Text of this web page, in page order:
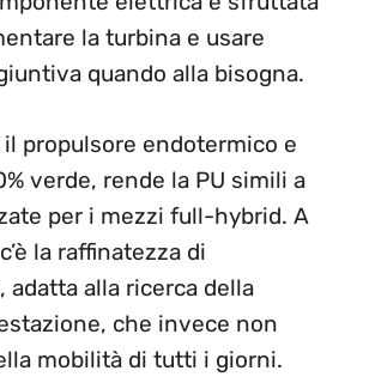
la turbina e usare
quando alla bisogna.
il propulsore endotermico e
verde, rende la PU simili a
per i mezzi full-hybrid. A
la raffinatezza di
adatta alla ricerca della
che invece non
mobilità di tutti i giorni.